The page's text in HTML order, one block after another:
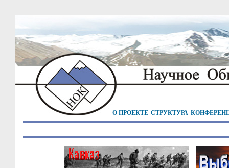
О ПРОЕКТЕ СТРУКТУРА